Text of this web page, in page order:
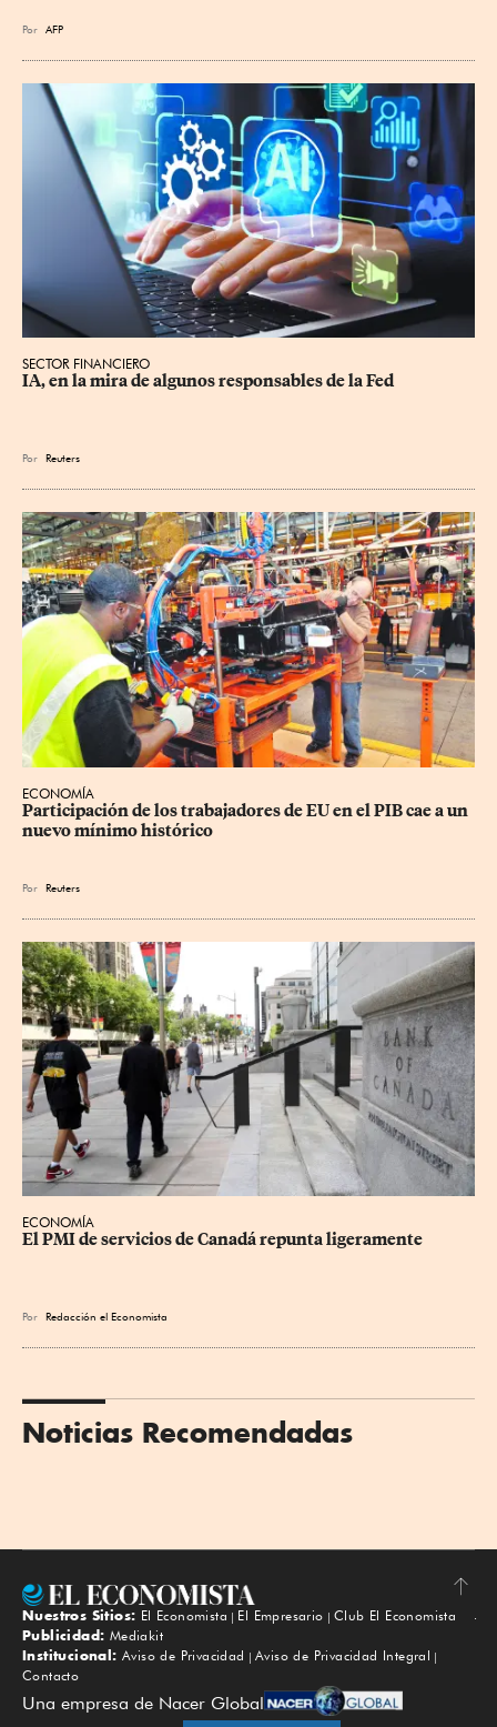
Por AFP
SECTOR FINANCIERO
IA, en la mira de algunos responsables de la Fed
Por Reuters
ECONOMÍA
Participación de los trabajadores de EU en el PIB cae a un
nuevo mínimo histórico
Por Reuters
ECONOMÍA
El PMI de servicios de Canadá repunta ligeramente
Por Redacción el Economista
Noticias Recomendadas
Subir
Nuestros Sitios: El Economista El Empresario
Club El Economista
Publicidad: Mediakit
Institucional: Aviso de Privacidad
Aviso de Privacidad Integral
Contacto
Una empresa de Nacer Global